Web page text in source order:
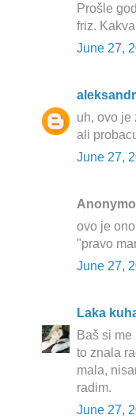
Prošle
friz.
June 27,
uh, ovo je
ali
June 27,
ovo je
"pravo
June 27,
Laka
Baš si
to znala
mala,
radim.
June 27,